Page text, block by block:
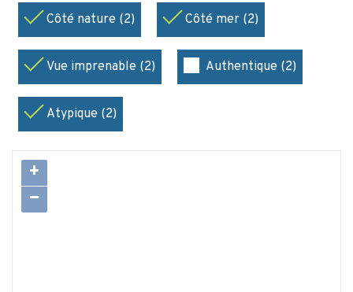
Côté nature (2) Côté mer (2)
Vue imprenable (2) Authentique (2)
Atypique (2)
+
−